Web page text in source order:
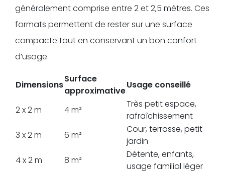
généralement comprise entre 2 et 2,5 mètres. Ces
formats permettent de rester sur une surface
compacte tout en conservant un bon confort
d’usage.
Dimensions
Surface
approximative
Usage conseillé
2 x 2 m 4 m²
Très petit espace,
rafraîchissement
3 x 2 m
6 m²
Cour, terrasse, petit
jardin
4 x 2 m
8 m²
Détente, enfants,
usage familial léger